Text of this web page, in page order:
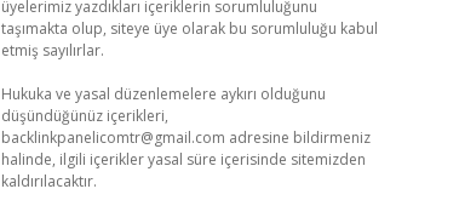
üyelerimiz yazdıkları içeriklerin sorumluluğunu
taşımakta olup, siteye üye olarak bu sorumluluğu kabul
etmiş sayılırlar.
Hukuka ve yasal düzenlemelere aykırı olduğunu
düşündüğünüz içerikleri,
backlinkpanelicomtr@gmail.com adresine bildirmeniz
halinde, ilgili içerikler yasal süre içerisinde sitemizden
kaldırılacaktır.